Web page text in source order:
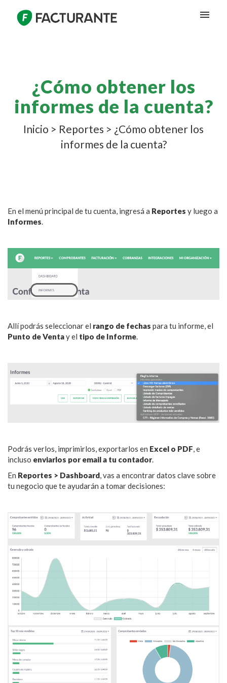
¿Cómo obtener los
informes de la cuenta?
Inicio > Reportes > ¿Cómo obtener los
informes de la cuenta?
En el menú principal de tu cuenta, ingresá a Reportes y luego a
Informes.
Allí podrás seleccionar el rango de fechas para tu informe, el
Punto de Ventay el tipo de Informe.
Podrás verlos, imprimirlos, exportarlos en Excel o PDF, e
incluso enviarlos por email a tu contador.
En Reportes > Dashboard, vas a encontrar datos clave sobre
tu negocio que te ayudarán a tomar decisiones: